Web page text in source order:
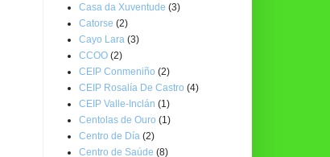
Casa da Xuventude (3)
Catorse (2)
Cayo Lara (3)
CCOO (2)
CEIP Conmeniño (2)
CEIP Rosalía De Castro (4)
CEIP Valle-Inclán (1)
Centolas de Ouro (1)
Centro de Día (2)
Centro de Saúde (8)